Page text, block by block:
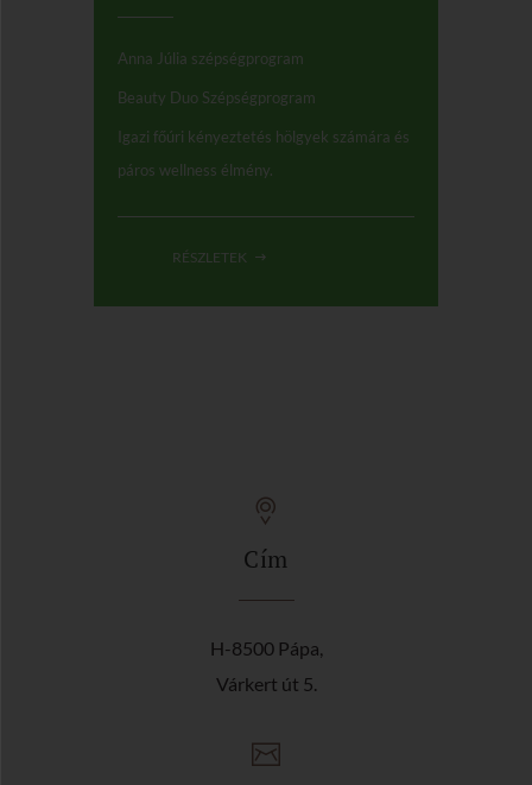
Anna Júlia szépségprogram
Beauty Duo Szépségprogram
Igazi főúri kényeztetés hölgyek számára és
páros wellness élmény.
RÉSZLETEK
Cím
H-8500 Pápa,
Várkert út 5.